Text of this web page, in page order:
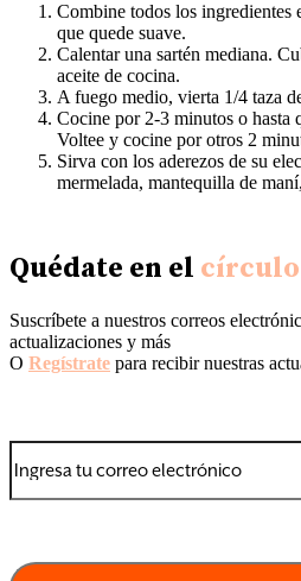
Combine todos los ingredientes
que quede suave.
Calentar una sartén mediana.
aceite de cocina.
A fuego medio, vierta 1/4 taza
Cocine por 2-3 minutos o hasta
Voltee y cocine por otros 2
Sirva con los aderezos de su
mermelada, mantequilla de
Quédate en el círculo
Suscríbete a nuestros correos
actualizaciones y más
O Regístrate para recibir nuestras